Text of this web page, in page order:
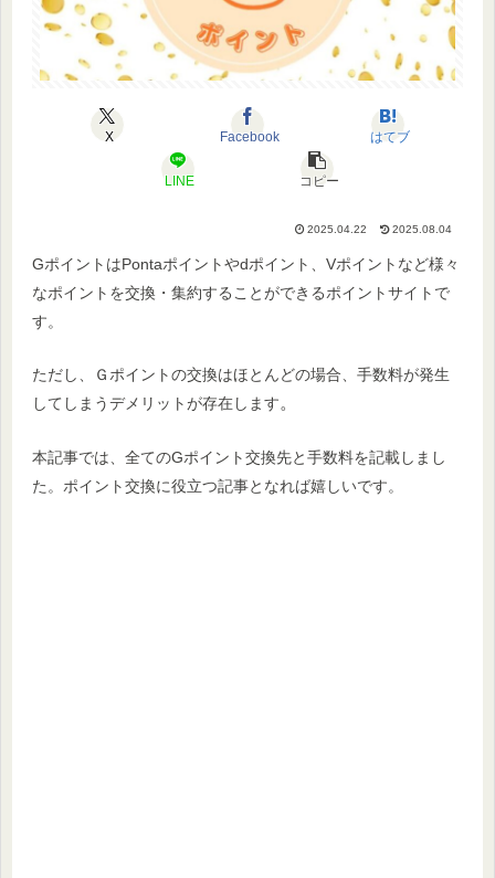
X Facebook はてブ
LINE コピー
2025.04.22 2025.08.04
GポイントはPontaポイントやdポイント、Vポイントなど様々
なポイントを交換・集約することができるポイントサイトで
す。
ただし、Ｇポイントの交換はほとんどの場合、手数料が発生
してしまうデメリットが存在します。
本記事では、全てのGポイント交換先と手数料を記載しまし
た。ポイント交換に役立つ記事となれば嬉しいです。